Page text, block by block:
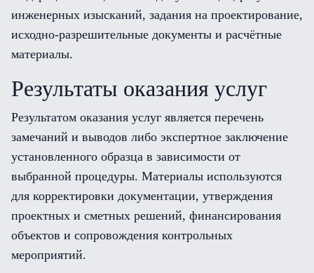
инженерных изысканий, задания на проектирование,
исходно-разрешительные документы и расчётные
материалы.
Результаты оказания услуг
Результатом оказания услуг является перечень
замечаний и выводов либо экспертное заключение
установленного образца в зависимости от
выбранной процедуры. Материалы используются
для корректировки документации, утверждения
проектных и сметных решений, финансирования
объектов и сопровождения контрольных
мероприятий.